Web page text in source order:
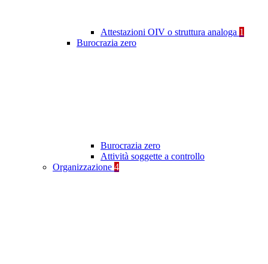
Attestazioni OIV o struttura analoga 1
Burocrazia zero
Burocrazia zero
Attività soggette a controllo
Organizzazione 4